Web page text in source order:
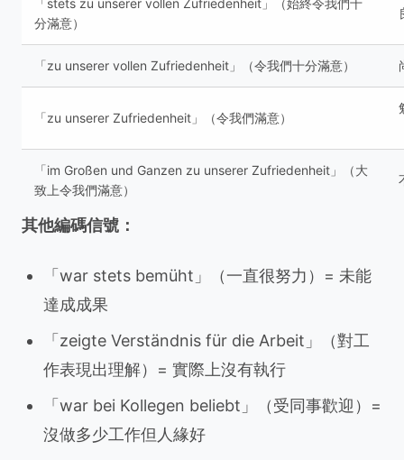
「stets zu unserer vollen Zufriedenheit」（始終令我們十
分滿意）
「zu unserer vollen Zufriedenheit」（令我們十分滿意）
「zu unserer Zufriedenheit」（令我們滿意）
「im Großen und Ganzen zu unserer Zufriedenheit」（大
致上令我們滿意）
其他編碼信號：
「war stets bemüht」（一直很努力）= 未能
達成成果
「zeigte Verständnis für die Arbeit」（對工
作表現出理解）= 實際上沒有執行
「war bei Kollegen beliebt」（受同事歡迎）=
沒做多少工作但人緣好